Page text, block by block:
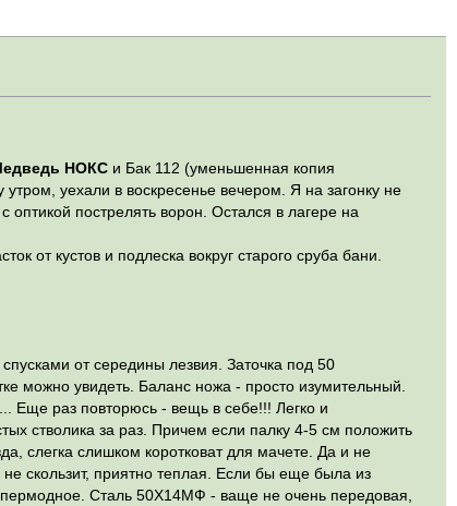
НОКС и Бак 112 (уменьшенная копия
уехали в воскресенье вечером. Я на загонку не
пострелять ворон. Остался в лагере на
от кустов и подлеска вокруг старого сруба бани.
от середины лезвия. Заточка под 50
можно увидеть. Баланс ножа - просто изумительный.
Еще раз повторюсь - вещь в себе!!! Легко и
стволика за раз. Причем если палку 4-5 см положить
слегка слишком коротковат для мачете. Да и не
скользит, приятно теплая. Если бы еще была из
Сталь 50Х14МФ - ваще не очень передовая,